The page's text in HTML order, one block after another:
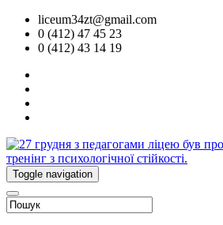
liceum34zt@gmail.com
0 (412) 47 45 23
0 (412) 43 14 19
Toggle navigation